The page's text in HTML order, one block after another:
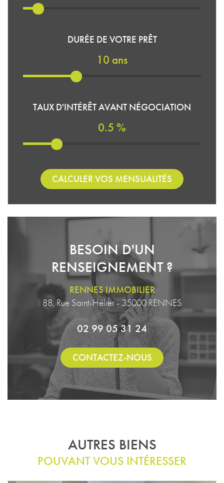
DURÉE DE VOTRE PRÊT
10 ans
TAUX D'INTÉRÊT AVANT NÉGOCIATION
0.5 %
CALCULER VOS MENSUALITÉS
BESOIN D'UN
RENSEIGNEMENT ?
RENNES IMMOBILIER
88, Rue Saint-Hélier - 35000 RENNES
02 99 05 31 24
CONTACTEZ-NOUS
AUTRES BIENS
POUVANT VOUS INTÉRESSER